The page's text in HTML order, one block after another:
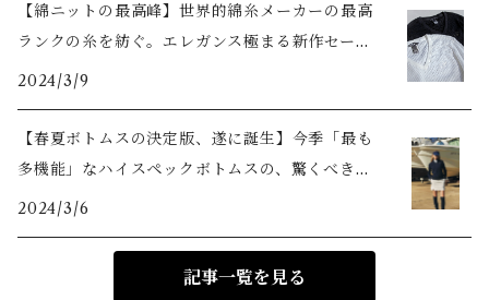
【綿ニットの最高峰】世界的綿糸メーカーの最高
ランクの糸を紡ぐ。エレガンス極まる新作セータ
ーをご紹介
2024/3/9
【春夏ボトムスの決定版、遂に誕生】今季「最も
多機能」なハイスペックボトムスの、驚くべき機
能美とは？
2024/3/6
記事一覧を見る